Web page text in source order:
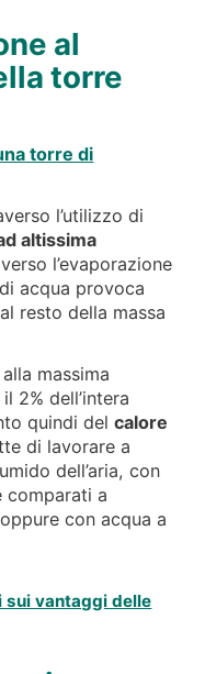
al
torre
torre di
l’utilizzo di
altissima
l’evaporazione
acqua provoca
resto della massa
massima
2% dell’intera
quindi delcalore
di lavorare a
dell’aria, con
comparati a
con acqua a
sui vantaggi delle